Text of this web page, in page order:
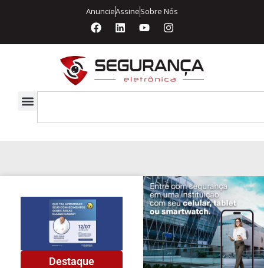
AnuncieAssineSobre Nós
Destaque